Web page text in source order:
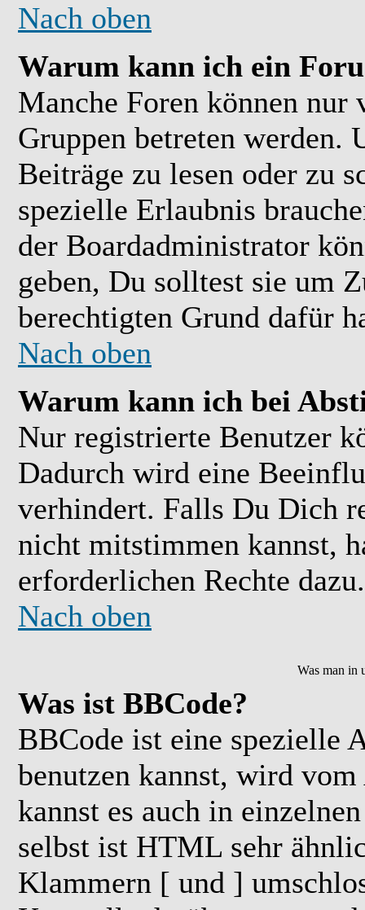
Nach oben
Warum kann ich ein
Manche Foren können nur
Gruppen betreten werden.
Beiträge zu lesen oder zu
spezielle Erlaubnis
der Boardadministrator
geben, Du solltest sie um
berechtigten Grund dafür
Nach oben
Warum kann ich bei
Nur registrierte Benutzer
Dadurch wird eine
verhindert. Falls Du Dich
nicht mitstimmen kannst,
erforderlichen Rechte dazu.
Nach oben
Was man in
Was ist BBCode?
BBCode ist eine spezielle
benutzen kannst, wird
kannst es auch in
selbst ist HTML sehr
Klammern [ und ]